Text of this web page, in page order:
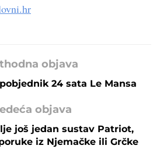
objava
24 sata Le Mansa
objava
još jedan sustav Patriot,
iz Njemačke ili Grčke